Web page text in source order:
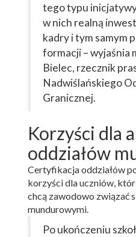
tego typu
w nich realną
kadry i tym samym
formacji – wyjaśnia
Bielec, rzecznik
Nadwiślańskiego
Granicznej.
Korzyści dla
oddziałów
Certyfikacja oddziałów
korzyści dla uczniów,
chcą zawodowo związać
mundurowymi.
Po ukończeniu